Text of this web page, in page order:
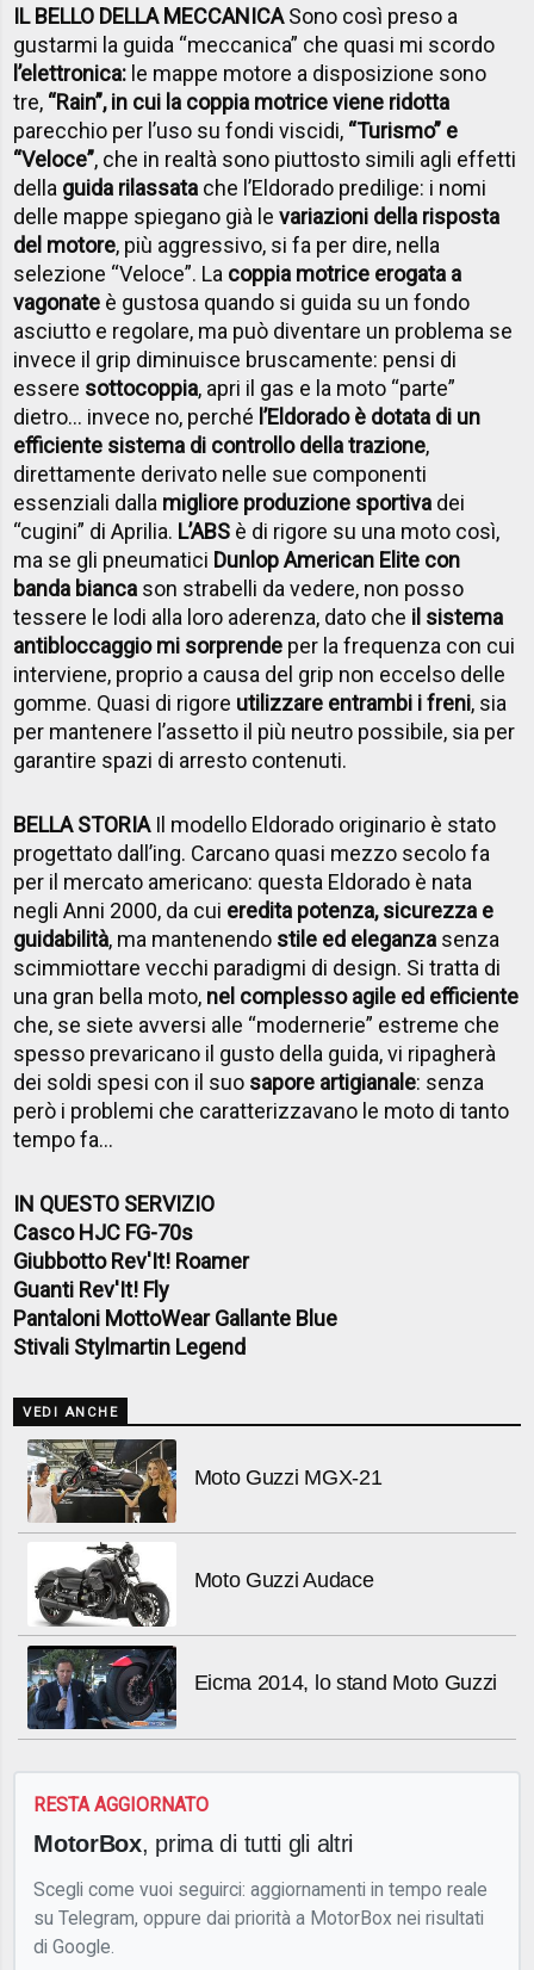
IL BELLO DELLA MECCANICASono così preso a
gustarmi la guida “meccanica” che quasi mi scordo
l’elettronica: le mappe motore a disposizione sono
tre, “Rain”, in cui la coppia motrice viene ridotta
parecchio per l’uso su fondi viscidi, “Turismo” e
“Veloce”, che in realtà sono piuttosto simili agli effetti
della guida rilassata che l’Eldorado predilige: i nomi
delle mappe spiegano già levariazioni della risposta
del motore, più aggressivo, si fa per dire, nella
selezione “Veloce”. La coppia motrice erogata a
vagonate è gustosa quando si guida su un fondo
asciutto e regolare, ma può diventare un problema se
invece il grip diminuisce bruscamente: pensi di
essere sottocoppia, apri il gas e la moto “parte”
dietro… invece no, perché l’Eldorado è dotata di un
efficiente sistema di controllo della trazione,
direttamente derivato nelle sue componenti
essenziali dalla migliore produzione sportiva dei
“cugini” di Aprilia. L’ABS è di rigore su una moto così,
ma se gli pneumatici Dunlop American Elite con
banda bianca son strabelli da vedere, non posso
tessere le lodi alla loro aderenza, dato che il sistema
antibloccaggio mi sorprende per la frequenza con cui
interviene, proprio a causa del grip non eccelso delle
gomme. Quasi di rigore utilizzare entrambi i freni, sia
per mantenere l’assetto il più neutro possibile, sia per
garantire spazi di arresto contenuti.
BELLA STORIAIl modello Eldorado originario è stato
progettato dall’ing. Carcano quasi mezzo secolo fa
per il mercato americano: questa Eldorado è nata
negli Anni 2000, da cui eredita potenza, sicurezza e
guidabilità, ma mantenendo stile ed eleganza senza
scimmiottare vecchi paradigmi di design. Si tratta di
una gran bella moto, nel complesso agile ed efficiente
che, se siete avversi alle “modernerie” estreme che
spesso prevaricano il gusto della guida, vi ripagherà
dei soldi spesi con il suo sapore artigianale: senza
però i problemi che caratterizzavano le moto di tanto
tempo fa…
IN QUESTO SERVIZIO
Casco HJC FG-70s
Giubbotto Rev'It! Roamer
Guanti Rev'It! Fly
Pantaloni MottoWear Gallante Blue
Stivali Stylmartin Legend
VEDI ANCHE
Moto Guzzi MGX-21
Moto Guzzi Audace
Eicma 2014, lo stand Moto Guzzi
RESTA AGGIORNATO
MotorBox, prima di tutti gli altri
Scegli come vuoi seguirci: aggiornamenti in tempo reale
su Telegram, oppure dai priorità a MotorBox nei risultati
di Google.